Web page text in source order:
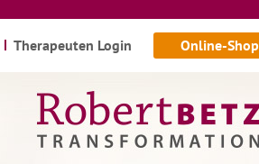
Therapeuten Login Online-Shop